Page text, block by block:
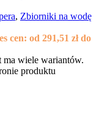
, Zbiorniki na wodę
cen: od 291,51 zł do
ma wiele wariantów.
produktu